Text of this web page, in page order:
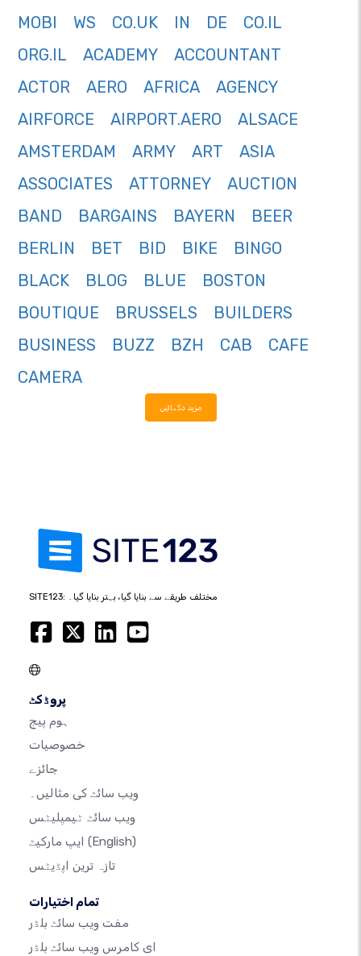
MOBI
WS CO.UK IN DE
CO.IL
ORG.IL
ACADEMY
ACCOUNTANT
ACTOR
AERO AFRICA
AGENCY
AIRFORCE
AIRPORT.AERO
ALSACE
AMSTERDAM
ARMY ART
ASIA
ASSOCIATES
ATTORNEY
AUCTION
BAND
BARGAINS BAYERN
BEER
BERLIN
BET BID BIKE
BINGO
BLACK
BLOG BLUE
BOSTON
BOUTIQUE
BRUSSELS
BUILDERS
BUSINESS
BUZZ BZH CAB
CAFE
CAMERA
مزید دکھائیں
SITE123: مختلف طریقے سے بنایا گیا، بہتر بنایا گیا۔
پروڈکٹ
ہوم پیج
خصوصیات
جائزے
ویب سائٹ کی مثالیں۔
ویب سائٹ ٹیمپلیٹس
(English)
تازہ ترین اپڈیٹس
تمام اختیارات
مفت ویب سائٹ بلڈر
ای کامرس ویب سائٹ بلڈر